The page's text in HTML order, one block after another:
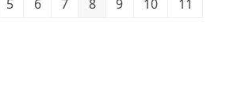
5 6 7 8 9 10
11